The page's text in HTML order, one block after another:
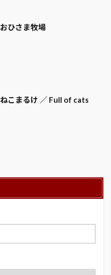
おひさま牧場
ねこまるけ ／ Full of cats